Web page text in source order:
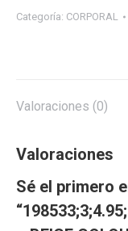
Categoría: CORPORAL
Valoraciones (0)
Valoraciones
Sé el primero